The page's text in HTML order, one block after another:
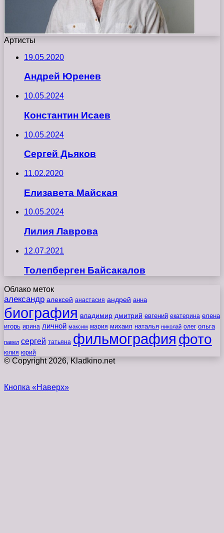
Артисты
19.05.2020
Андрей Юренев
10.05.2024
Константин Исаев
10.05.2024
Сергей Дьяков
11.02.2020
Елизавета Майская
10.05.2024
Лилия Лаврова
12.07.2021
Толепберген Байсакалов
Облако меток
александр алексей анастасия андрей анна
биография владимир дмитрий евгений екатерина елена
игорь ирина личной максим мария михаил наталья николай олег ольга
павел сергей татьяна фильмография фото
юлия юрий
© Copyright 2026, Kladkino.net
Кнопка «Наверх»